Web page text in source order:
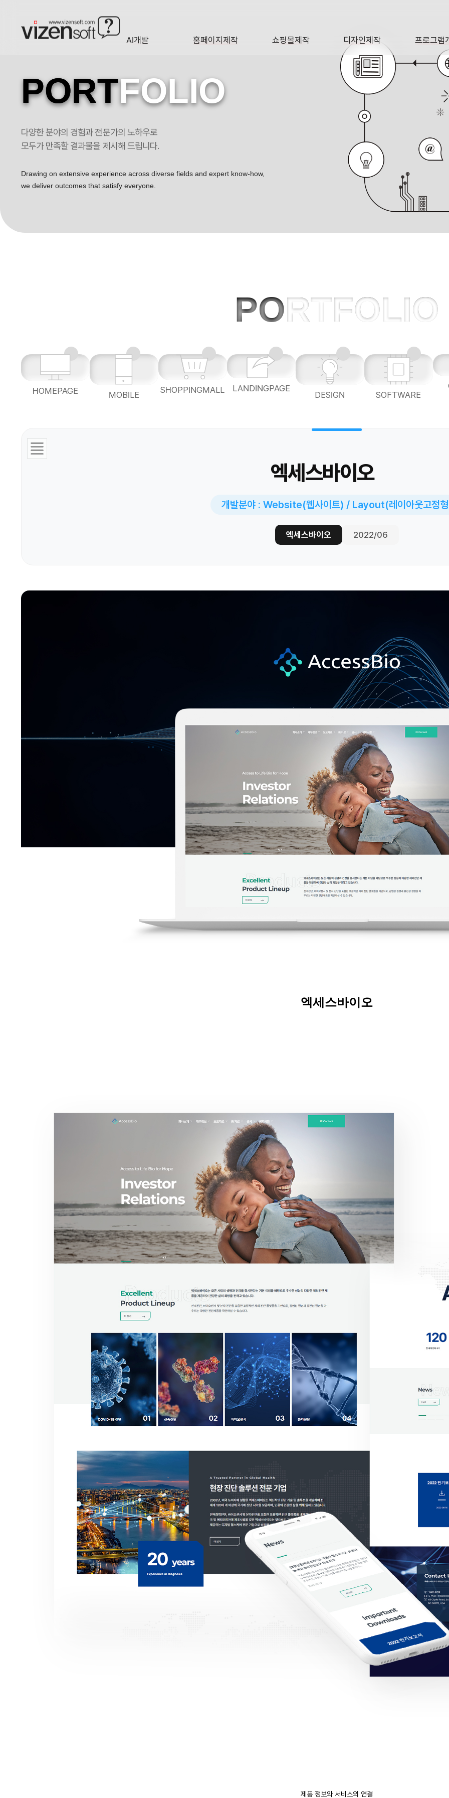
AI개발 홈페이지제작 쇼핑몰제작 디자인제작
DESIGN
프로그램
엑세스바이오 포트폴리오
PORTFOLIO
다양한 분야의 경험과 전문가의 노하우로
모두가 만족할 결과물을 제시해 드립니다.
Drawing on extensive experience across diverse fields and expert know-how,
we deliver outcomes that satisfy everyone.
PORTFOLIO
HOMEPAGE MOBILE SHOPPINGMALL LANDINGPAGE
DESIGN SOFTWARE
엑세스바이오
개발분야 : Website(웹사이트) / Layout(레이아웃고정
엑세스바이오 2022/06
엑세스바이오
제품 정보와 서비스의 연결